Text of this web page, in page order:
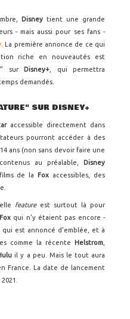
Disney tient une grande
- mais aussi pour ses fans -
. La première annonce de ce qui
riche en nouveautés est
" sur Disney+ , qui permettra
demandés.
SUR DISNEY+
accessible directement dans
pourront accéder à des
ans (non sans devoir faire une
au préalable,
Disney
de la
Fox accessibles, des
feature est surtout là pour
Fox qui n'y étaient pas encore -
, qui est annoncé d'emblée, et à
comme la récente
Helstrom
il y a peu. Mais le tout aura
France. La date de lancement